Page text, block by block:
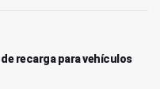
recarga para vehículos